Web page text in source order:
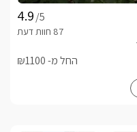
/5
החל מ- ₪1100